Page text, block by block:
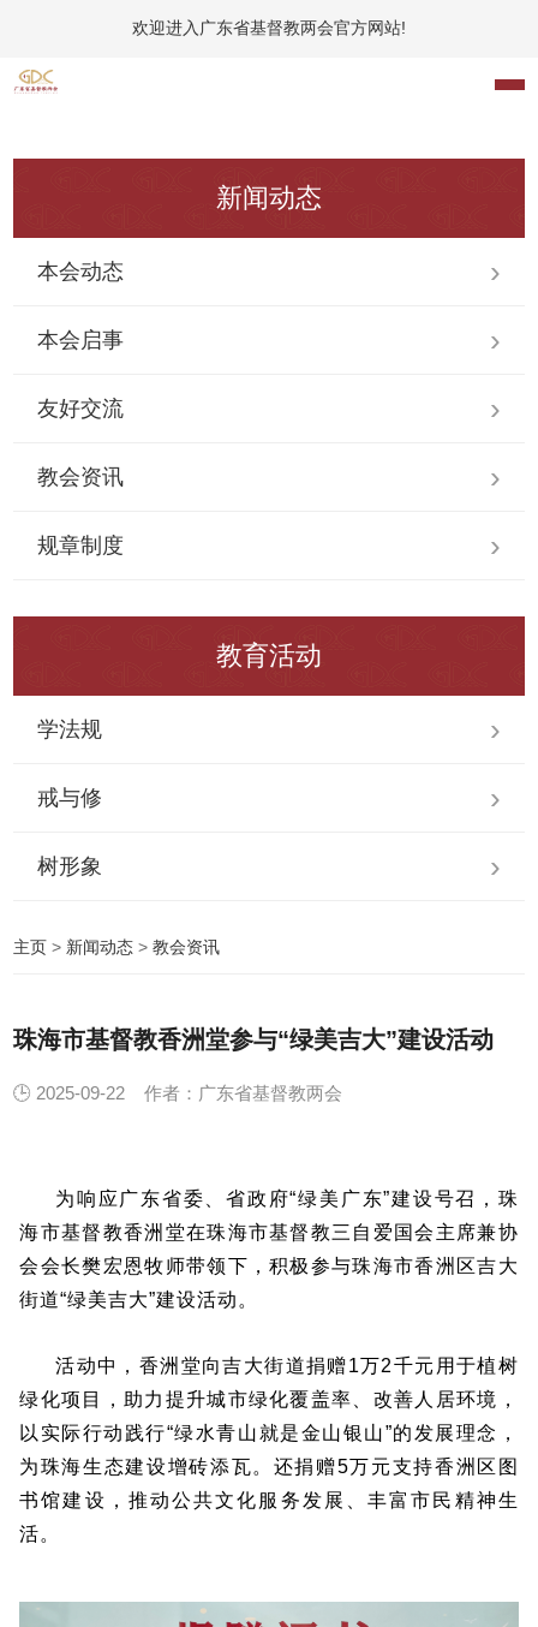
欢迎进入广东省基督教两会官方网站!
新闻动态
本会动态
本会启事
友好交流
教会资讯
规章制度
教育活动
学法规
戒与修
树形象
主页 > 新闻动态 >教会资讯
珠海市基督教香洲堂参与“绿美吉大”建设活动
🕒 2025-09-22 作者：广东省基督教两会
为响应广东省委、省政府“绿美广东”建设号召，珠
海市基督教香洲堂在珠海市基督教三自爱国会主席兼协
会会长樊宏恩牧师带领下，积极参与珠海市香洲区吉大
街道“绿美吉大”建设活动。
活动中，香洲堂向吉大街道捐赠1万2千元用于植树
绿化项目，助力提升城市绿化覆盖率、改善人居环境，
以实际行动践行“绿水青山就是金山银山”的发展理念，
为珠海生态建设增砖添瓦。还捐赠5万元支持香洲区图
书馆建设，推动公共文化服务发展、丰富市民精神生
活。